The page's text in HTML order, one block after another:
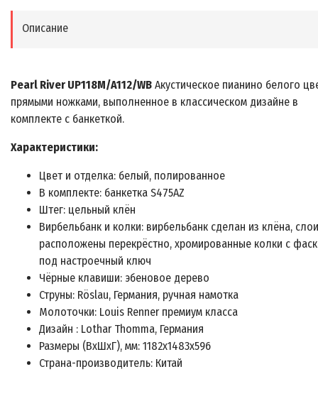
Описание
Pearl River UP118M/A112/WB Акустическое пианино белого
прямыми ножками, выполненное в классическом дизайне в
комплекте с банкеткой.
Характеристики:
Цвет и отделка: белый, полированное
В комплекте: банкетка S475AZ
Штег: цельный клён
Вирбельбанк и колки: вирбельбанк сделан из клёна, слои
расположены перекрёстно, хромированные колки с
под настроечный ключ
Чёрные клавиши: эбеновое дерево
Струны: Röslau, Германия, ручная намотка
Молоточки: Louis Renner премиум класса
Дизайн : Lothar Thomma, Германия
Размеры (ВхШхГ), мм: 1182х1483х596
Страна-производитель: Китай